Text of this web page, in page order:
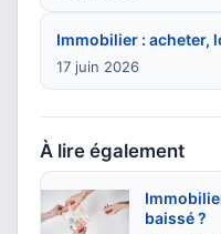
Immobilier : acheter,
17 juin 2026
À lire également
baissé ?